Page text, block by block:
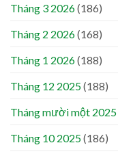
Tháng 3 2026(186)
Tháng 2 2026(168)
Tháng 1 2026(188)
Tháng 12 2025(188)
Tháng mười một 2025
Tháng 10 2025(186)